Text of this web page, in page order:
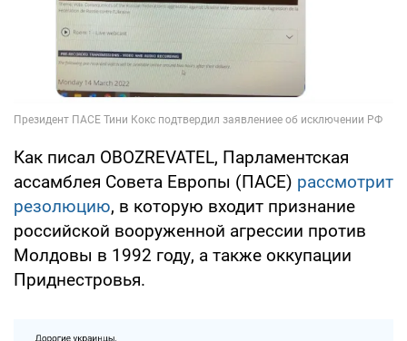
Как писал OBOZREVATEL, Парламентская
ассамблея Совета Европы (ПАСЕ) рассмотрит
резолюцию, в которую входит признание
российской вооруженной агрессии против
Молдовы в 1992 году, а также оккупации
Приднестровья.